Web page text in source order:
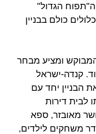
הגדול"
כולם בבניין
ומציע מבחר
קנדה-ישראל
הבניין יחד עם
לבית דירות
מאובזר, ספא
משחקים לילדים,